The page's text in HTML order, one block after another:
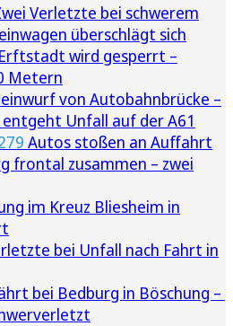
Verletzte bei schwerem
überschlägt sich
wird gesperrt –
Metern
von Autobahnbrücke –
entgeht Unfall auf der A61
Autos stoßen an Auffahrt
frontal zusammen – zwei
im Kreuz Bliesheim in
bei Unfall nach Fahrt in
bei Bedburg in Böschung –